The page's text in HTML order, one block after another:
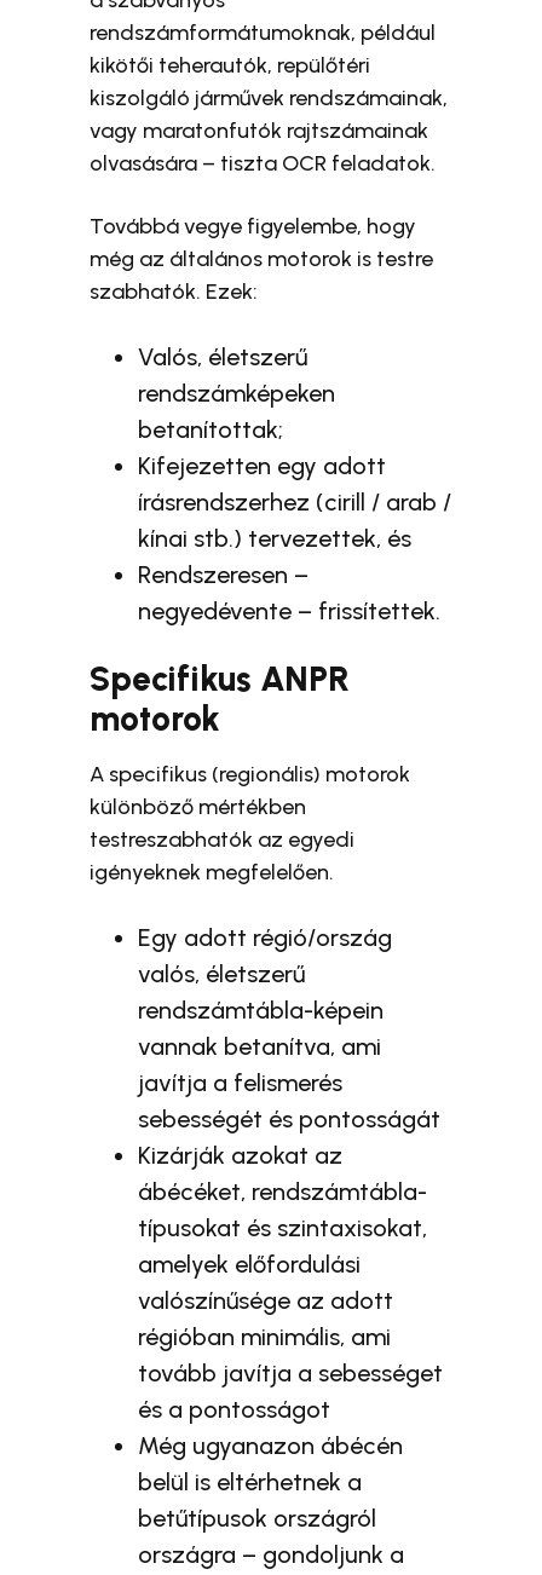
rendszámformátumoknak, például
kikötői teherautók, repülőtéri
kiszolgáló járművek rendszámainak,
vagy maratonfutók rajtszámainak
olvasására – tiszta OCR feladatok.
Továbbá vegye figyelembe, hogy
még az általános motorok is testre
szabhatók. Ezek:
Valós, életszerű
rendszámképeken
betanítottak;
Kifejezetten egy adott
írásrendszerhez (cirill / arab /
kínai stb.) tervezettek, és
Rendszeresen –
negyedévente – frissítettek.
Specifikus ANPR
motorok
A specifikus (regionális) motorok
különböző mértékben
testreszabhatók az egyedi
igényeknek megfelelően.
Egy adott régió/ország
valós, életszerű
rendszámtábla-képein
vannak betanítva, ami
javítja a felismerés
sebességét és pontosságát
Kizárják azokat az
ábécéket, rendszámtábla-
típusokat és szintaxisokat,
amelyek előfordulási
valószínűsége az adott
régióban minimális, ami
tovább javítja a sebességet
és a pontosságot
Még ugyanazon ábécén
belül is eltérhetnek a
betűtípusok országról
országra – gondoljunk a